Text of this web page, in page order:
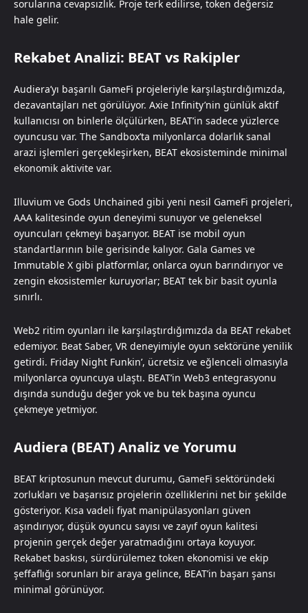
sorularına cevapsızlık. Proje terk edilirse, token değersiz
hale gelir.
Rekabet Analizi: BEAT vs Rakipler
Audiera’yı başarılı GameFi projeleriyle karşılaştırdığımızda,
dezavantajları net görülüyor. Axie Infinity’nin günlük aktif
kullanıcısı on binlerle ölçülürken, BEAT’in sadece yüzlerce
oyuncusu var. The Sandbox’ta milyonlarca dolarlık sanal
arazi işlemleri gerçekleşirken, BEAT ekosisteminde minimal
ekonomik aktivite var.
Illuvium ve Gods Unchained gibi yeni nesil GameFi projeleri,
AAA kalitesinde oyun deneyimi sunuyor ve geleneksel
oyuncuları çekmeyi başarıyor. BEAT ise mobil oyun
standartlarının bile gerisinde kalıyor. Gala Games ve
Immutable X gibi platformlar, onlarca oyun barındırıyor ve
zengin ekosistemler kuruyorlar; BEAT tek bir basit oyunla
sınırlı.
Web2 ritim oyunları ile karşılaştırdığımızda da BEAT rekabet
edemiyor. Beat Saber, VR deneyimiyle oyun sektörüne yenilik
getirdi. Friday Night Funkin’, ücretsiz ve eğlenceli olmasıyla
milyonlarca oyuncuya ulaştı. BEAT’in Web3 entegrasyonu
dışında sunduğu değer yok ve bu tek başına oyuncu
çekmeye yetmiyor.
Audiera (BEAT) Analiz ve Yorumu
BEAT kriptosunun mevcut durumu, GameFi sektöründeki
zorlukları ve başarısız projelerin özelliklerini net bir şekilde
gösteriyor. Kısa vadeli fiyat manipülasyonları güven
aşındırıyor, düşük oyuncu sayısı ve zayıf oyun kalitesi
projenin gerçek değer yaratmadığını ortaya koyuyor.
Rekabet baskısı, sürdürülemez token ekonomisi ve ekip
şeffaflığı sorunları bir araya gelince, BEAT’in başarı şansı
minimal görünüyor.